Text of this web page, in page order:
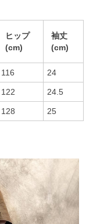
ヒップ
(cm)
袖丈
(cm)
116 24
122 24.5
128 25